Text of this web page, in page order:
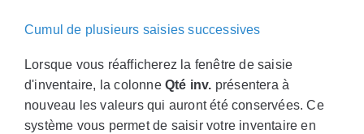
Cumul de plusieurs saisies successives
Lorsque vous réafficherez la fenêtre de saisie
d'inventaire, la colonne Qté inv. présentera à
nouveau les valeurs qui auront été conservées. Ce
système vous permet de saisir votre inventaire en